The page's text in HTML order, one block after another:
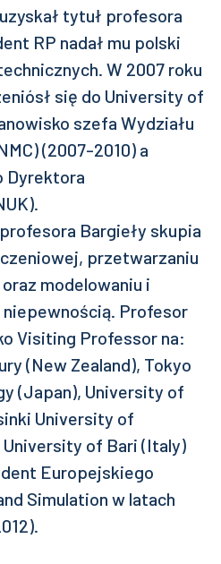
tytuł profesora
RP nadał mu polski
W 2007 roku
się do University of
szefa Wydziału
(2007-2010) a
Dyrektora
Bargieły skupia
przetwarzaniu
modelowaniu i
Profesor
Visiting Professor na:
(New Zealand), Tokyo
(Japan), University of
University of
University of Bari (Italy)
Europejskiego
Simulation w latach